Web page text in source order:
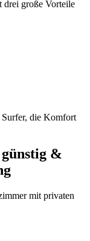
drei große Vorteile
die Komfort
&
mit privaten